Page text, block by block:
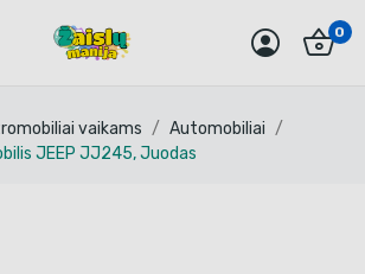
0
vaikams
Automobiliai
JEEP JJ245, Juodas